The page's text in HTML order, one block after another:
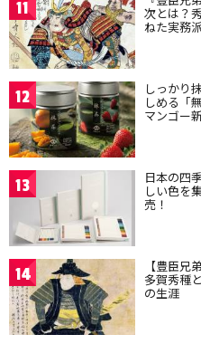
11 次とは？
ねた実務
12 しっかり
しめる「
マンゴー
13 日本の四
しい色を
売！
14 【豊臣兄
多賀秀種
の生涯